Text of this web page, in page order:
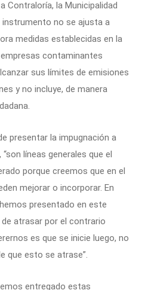
Contraloría, la Municipalidad
no se ajusta a
medidas establecidas en la
contaminantes
sus límites de emisiones
y no incluye, de manera
presentar la impugnación a
líneas generales que el
porque creemos que en el
mejorar o incorporar. En
presentado en este
atrasar por el contrario
es que se inicie luego, no
que esto se atrase”.
entregado estas